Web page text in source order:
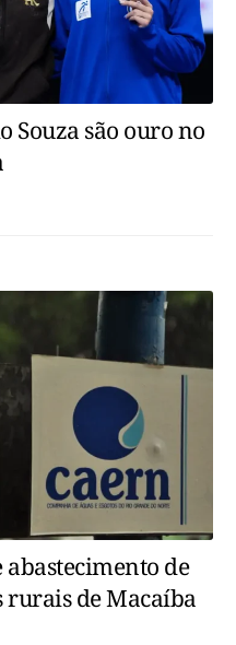
Souza são ouro no
de
rurais de Macaíba